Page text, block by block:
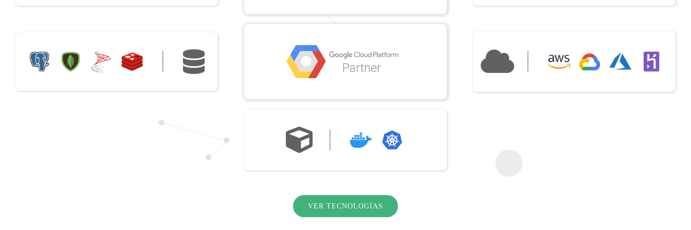
VER TECNOLOGÍAS